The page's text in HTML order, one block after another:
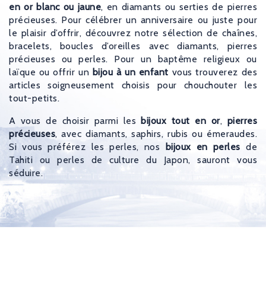
en or blanc ou jaune, en diamants ou serties de pierres
précieuses. Pour célébrer un anniversaire ou juste pour
le plaisir d’offrir, découvrez notre sélection de chaînes,
bracelets, boucles d’oreilles avec diamants, pierres
précieuses ou perles. Pour un baptême religieux ou
laïque ou offrir un bijou à un enfant vous trouverez des
articles soigneusement choisis pour chouchouter les
tout-petits.
A vous de choisir parmi lesbijoux tout en or, pierres
précieuses, avec diamants, saphirs, rubis ou émeraudes.
Si vous préférez les perles, nos bijoux en perles de
Tahiti ou perles de culture du Japon, sauront vous
séduire.